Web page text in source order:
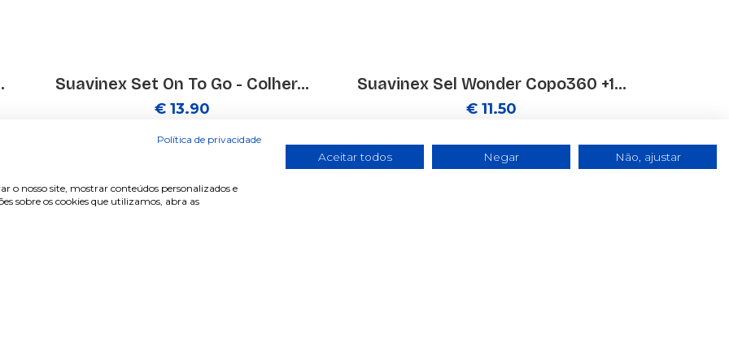
Suavinex Set On To Go - Colher...
€ 13.90
Suavinex Sel Wonder Copo360 +1...
€ 11.50
Política de privacidade
o nosso site, mostrar conteúdos personalizados e
sobre os cookies que utilizamos, abra as
Aceitar todos Negar Não, ajustar